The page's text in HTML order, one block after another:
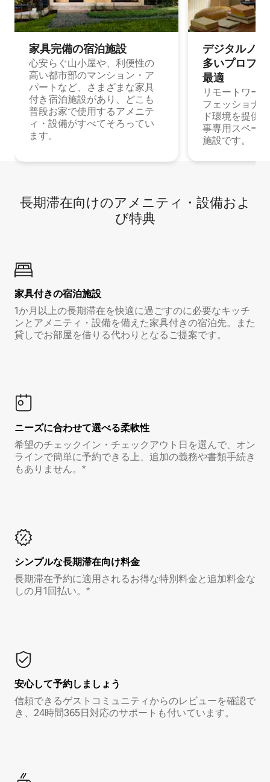
家具完備の宿⁠泊⁠施⁠設
心安らぐ山小屋や、利便性の
高い都市部のマンション・ア
パートなど、さまざまな家具
付き宿泊施設があり、どこも
普段お家で使用するアメニテ
ィ・設備がすべてそろってい
ます。
デジタルノ
多⁠いプ⁠ロ⁠フ⁠
最⁠適
リモートワー
フェッショナ
ド環境を提供
事専用スペー
施設です。
長期滞在向け⁠のア⁠メ⁠ニ⁠テ⁠ィ⁠・設⁠備⁠およ
び特⁠典
家具付き⁠の宿⁠泊⁠施⁠設
1か月以上の長期滞在を快適に過ごすのに必要なキッチ
ンとアメニティ・設備を備えた家具付きの宿泊先。また
貸しでお部屋を借りる代わりとなるご提案です。
ニーズに合わせて選べる柔軟性
希望のチェックイン・チェックアウト日を選んで、オン
ラインで簡単に予約できる上、追加の義務や書類手続き
もありません。*
シンプルな長期滞在向け料金
長期滞在予約に適用されるお得な特別料金と追加料金な
しの月1回払い。*
安心して予約しましょう
信頼できるゲストコミュニティからのレビューを確認で
き、24時間365日対応のサポートも付いています。